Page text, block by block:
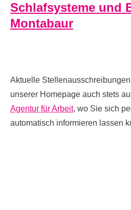
Schlafsysteme und
Montabaur
Aktuelle
unserer Homepage auch stets
Agentur für Arbeit, wo Sie sich
automatisch informieren lassen